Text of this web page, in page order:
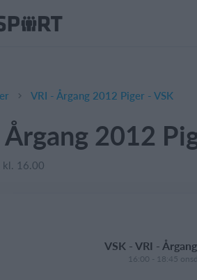
VRI - Årgang 2012 Piger - VSK
2012
kl. 16.00
VSK - VRI -
16:00 - 18:45